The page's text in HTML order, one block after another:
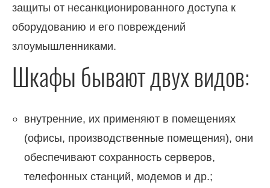
защиты от несанкционированного доступа к
оборудованию и его повреждений
злоумышленниками.
Шкафы бывают двух видов:
внутренние, их применяют в помещениях
(офисы, производственные помещения), они
обеспечивают сохранность серверов,
телефонных станций, модемов и др.;